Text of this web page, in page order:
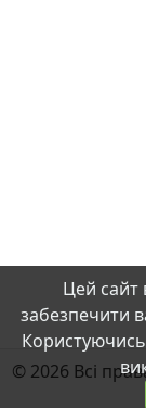
© 2026 Всі
Цей сайт
забезпечити